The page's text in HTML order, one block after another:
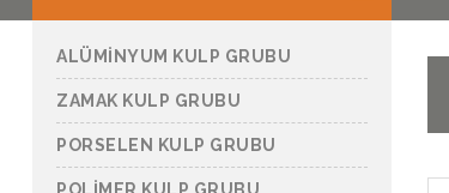
ALÜMİNYUM KULP GRUBU
ZAMAK KULP GRUBU
PORSELEN KULP GRUBU